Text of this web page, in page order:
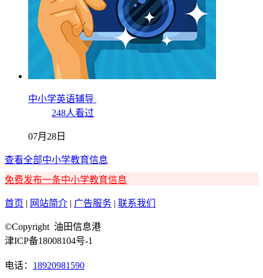
中小学英语辅导
248人看过
07月28日
查看全部中小学教育信息
免费发布一条中小学教育信息
首页 | 网站简介 | 广告服务 | 联系我们
©Copyright 油田信息港
津ICP备18008104号-1
电话： 18920981590